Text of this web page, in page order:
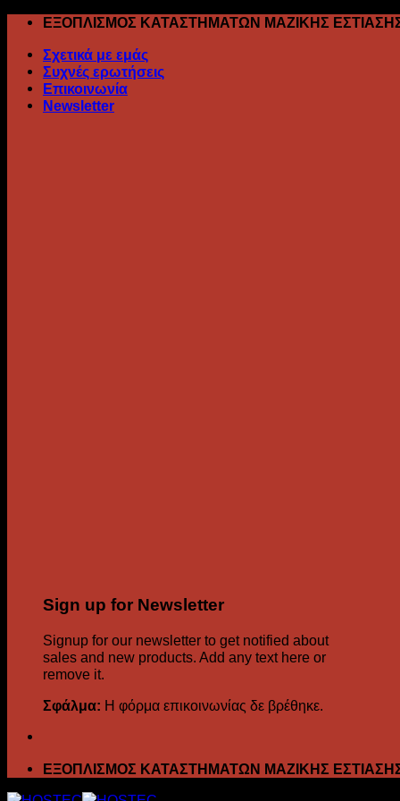
Skip
content
ΕΞΟΠΛΙΣΜΟΣ ΚΑΤΑΣΤΗΜΑΤΩΝ ΜΑΖΙΚΗΣ
Σχετικά με εμάς
Συχνές ερωτήσεις
Επικοινωνία
Newsletter
Sign up for Newsletter
Signup for our newsletter to get notified about
sales and new products. Add any text here or
remove it.
Σφάλμα: Η φόρμα επικοινωνίας δε βρέθηκε.
ΕΞΟΠΛΙΣΜΟΣ ΚΑΤΑΣΤΗΜΑΤΩΝ ΜΑΖΙΚΗΣ